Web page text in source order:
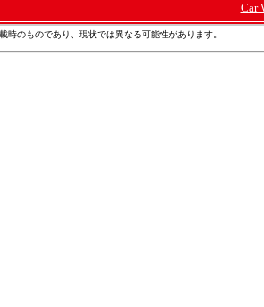
Car
時のものであり、現状では異なる可能性があります。